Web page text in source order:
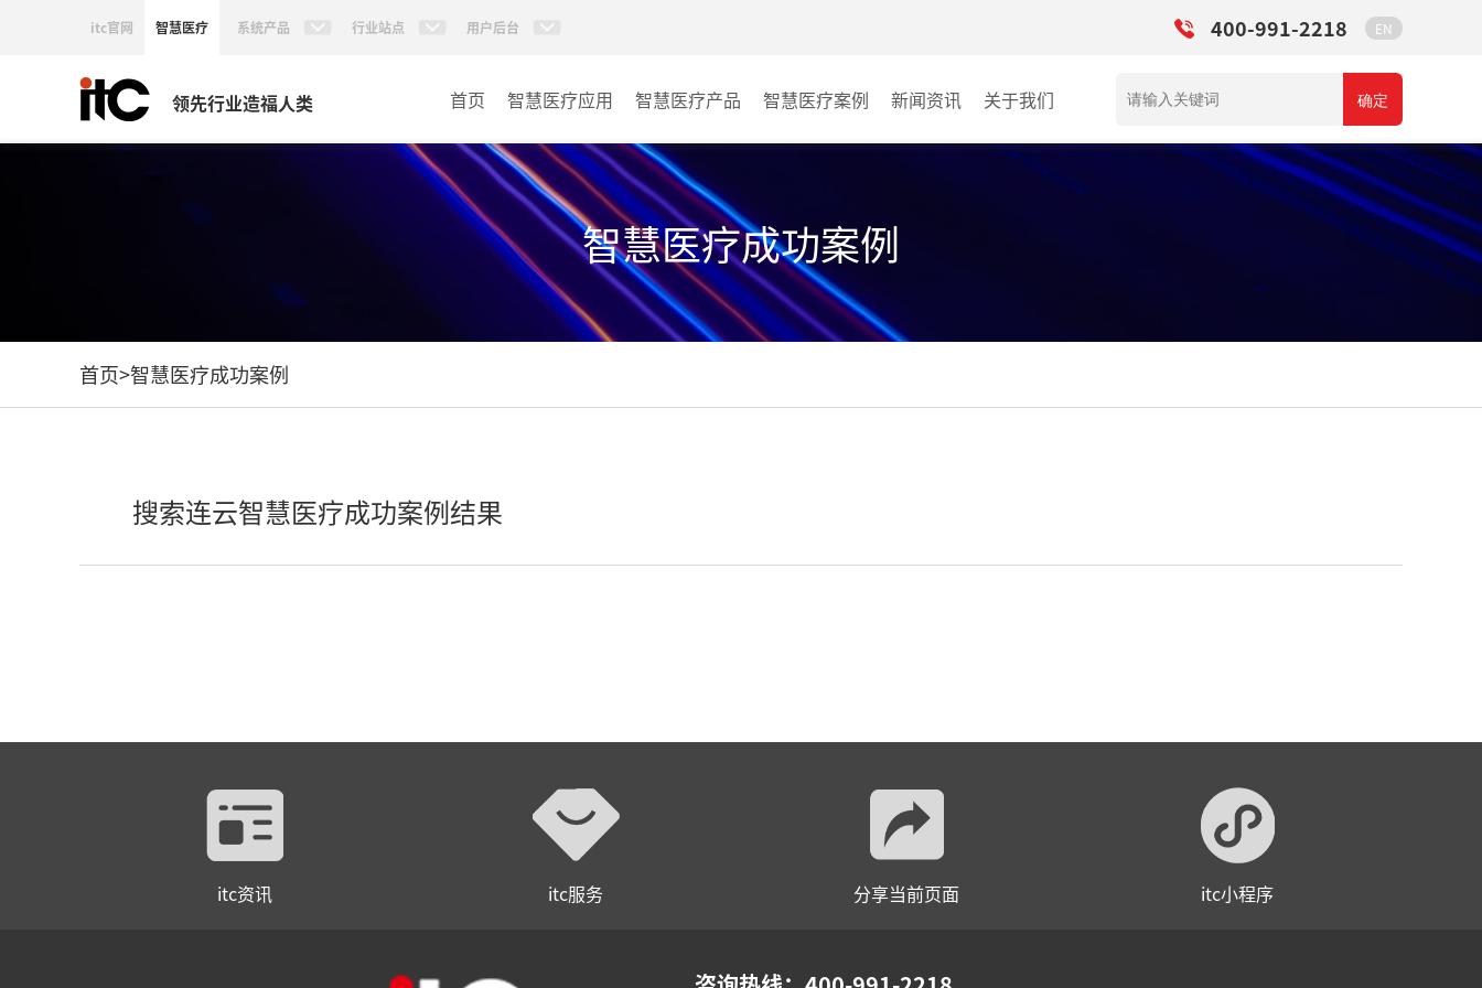
itc官网 智慧医疗 系统产品 行业站点 用户后台 400-991-2218 EN
领先行业造福人类 首页 智慧医疗应用 智慧医疗产品
病房视讯系统
AI智慧导医分诊系统
AI智慧手术对讲系统
AI智慧ICU探视系统
智慧医疗案例
门诊
会议室
其它
新闻资讯 关于我们 确定
智慧医疗成功案例
首页>智慧医疗成功案例
搜索连云智慧医疗成功案例结果
itc资讯 itc服务 分享当前页面 itc小程序